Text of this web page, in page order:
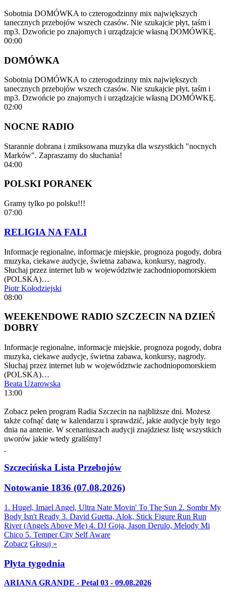
Sobotnia DOMÓWKA to czterogodzinny mix największych
tanecznych przebojów wszech czasów. Nie szukajcie płyt, taśm i
mp3. Dzwońcie po znajomych i urządzajcie własną DOMÓWKĘ.
00:00
DOMÓWKA
Sobotnia DOMÓWKA to czterogodzinny mix największych
tanecznych przebojów wszech czasów. Nie szukajcie płyt, taśm i
mp3. Dzwońcie po znajomych i urządzajcie własną DOMÓWKĘ.
02:00
NOCNE RADIO
Starannie dobrana i zmiksowana muzyka dla wszystkich "nocnych
Marków". Zapraszamy do słuchania!
04:00
POLSKI PORANEK
Gramy tylko po polsku!!!
07:00
RELIGIA NA FALI
Informacje regionalne, informacje miejskie, prognoza pogody, dobra
muzyka, ciekawe audycje, świetna zabawa, konkursy, nagrody.
Słuchaj przez internet lub w województwie zachodniopomorskiem
(POLSKA)…
Piotr Kołodziejski
08:00
WEEKENDOWE RADIO SZCZECIN NA DZIEŃ
DOBRY
Informacje regionalne, informacje miejskie, prognoza pogody, dobra
muzyka, ciekawe audycje, świetna zabawa, konkursy, nagrody.
Słuchaj przez internet lub w województwie zachodniopomorskiem
(POLSKA)…
Beata Użarowska
13:00
Zobacz pełen program Radia Szczecin na najbliższe dni. Możesz
także cofnąć datę w kalendarzu i sprawdzić, jakie audycje były tego
dnia na antenie. W scenariuszach audycji znajdziesz listę wszystkich
uworów jakie wtedy graliśmy!
Szczecińska Lista Przebojów
Notowanie 1836 (07.08.2026)
1. Hugel, Imael Angel, Ultra Nate Movin' To The Sun 2. Sombr My
Body Isn't Ready 3. David Guetta, Alok, Stick Figure Run Run
River (Angels Above Me) 4. DJ Goja, Jason Derulo, Melody Mi
Chico 5. Temper City Self Aware
Zobacz Głosuj »
Płyta tygodnia
ARIANA GRANDE - Petal 03 - 09.08.2026